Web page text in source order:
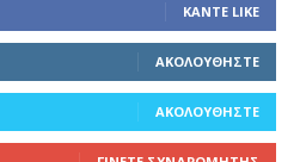
ΚΆΝΤΕ LIKE
ΑΚΟΛΟΥΘΉΣΤΕ
ΑΚΟΛΟΥΘΉΣΤΕ